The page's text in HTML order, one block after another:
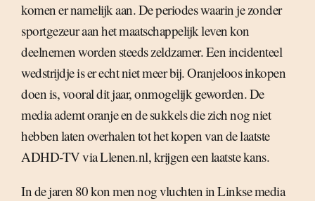
komen er namelijk aan. De periodes waarin je zonder
sportgezeur aan het maatschappelijk leven kon
deelnemen worden steeds zeldzamer. Een incidenteel
wedstrijdje is er echt niet meer bij. Oranjeloos inkopen
doen is, vooral dit jaar, onmogelijk geworden. De
media ademt oranje en de sukkels die zich nog niet
hebben laten overhalen tot het kopen van de laatste
ADHD-TV via Llenen.nl, krijgen een laatste kans.
In de jaren 80 kon men nog vluchten in Linkse media